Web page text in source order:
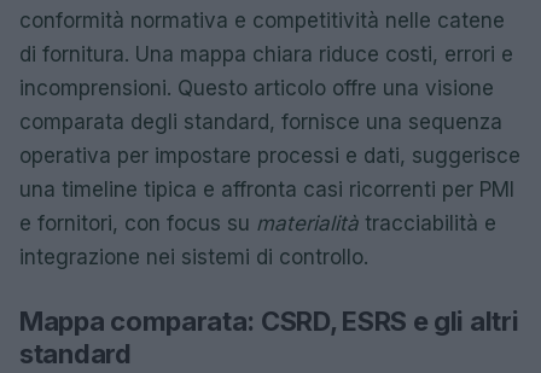
conformità normativa e competitività nelle catene
di fornitura. Una mappa chiara riduce costi, errori e
incomprensioni. Questo articolo offre una visione
comparata degli standard, fornisce una sequenza
operativa per impostare processi e dati, suggerisce
una timeline tipica e affronta casi ricorrenti per PMI
e fornitori, con focus su materialità tracciabilità e
integrazione nei sistemi di controllo.
Mappa comparata: CSRD, ESRS e gli altri
standard